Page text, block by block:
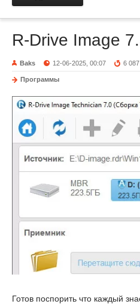
R-Drive Image
Baks 12-06-2025, 00:07 6 087
Программы
Готов поспорить что каждый